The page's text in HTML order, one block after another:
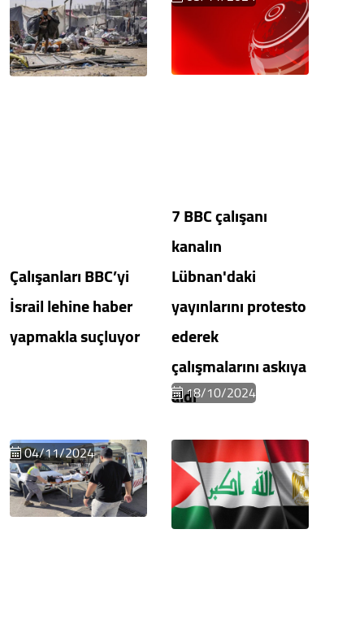
04/11/2024
Çalışanları BBC’yi
İsrail lehine haber
yapmakla suçluyor
18/10/2024
7 BBC çalışanı
kanalın
Lübnan'daki
yayınlarını protesto
ederek
çalışmalarını askıya
aldı